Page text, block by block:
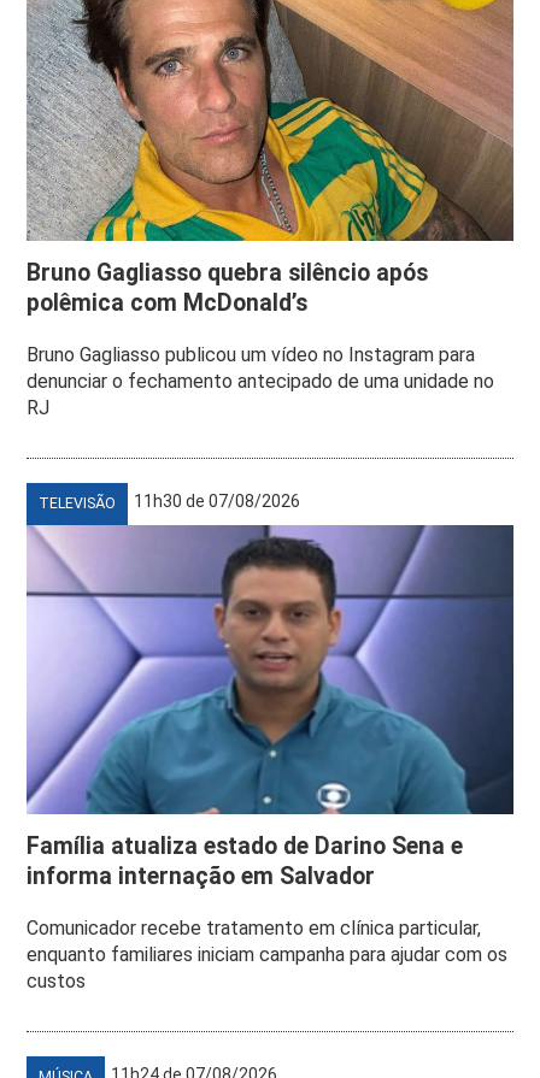
Bruno Gagliasso quebra silêncio após
polêmica com McDonald’s
Bruno Gagliasso publicou um vídeo no Instagram para
denunciar o fechamento antecipado de uma unidade no
RJ
TELEVISÃO 11h30 de 07/08/2026
Família atualiza estado de Darino Sena e
informa internação em Salvador
Comunicador recebe tratamento em clínica particular,
enquanto familiares iniciam campanha para ajudar com os
custos